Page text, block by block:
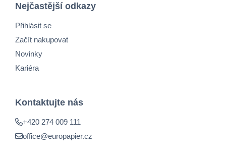
Nejčastější odkazy
Přihlásit se
Začít nakupovat
Novinky
Kariéra
Kontaktujte nás
+420 274 009 111
office@europapier.cz